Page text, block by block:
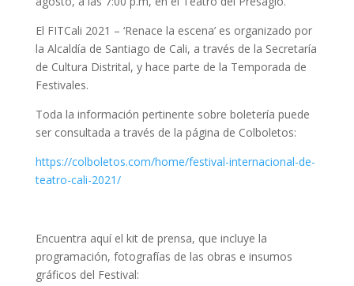
El FITCali 2021 – ‘Renace la escena’ es organizado por
la Alcaldía de Santiago de Cali, a través de la Secretaría
de Cultura Distrital, y hace parte de la Temporada de
Festivales.
Toda la información pertinente sobre boletería puede
ser consultada a través de la página de Colboletos:
https://colboletos.com/home/festival-internacional-de-
teatro-cali-2021/
Encuentra aquí el kit de prensa, que incluye la
programación, fotografías de las obras e insumos
gráficos del Festival: